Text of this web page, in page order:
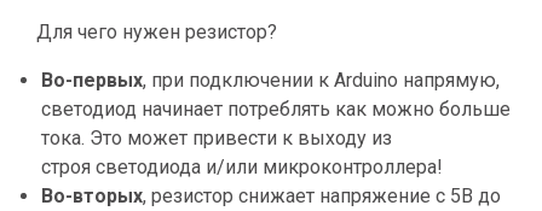
Для чего нужен резистор?
Во-первых, при подключении к Arduino напрямую,
светодиод начинает потреблять как можно больше
тока. Это может привести к выходу из
строя светодиода и/или микроконтроллера!
Во-вторых, резистор снижает напряжение с 5В до